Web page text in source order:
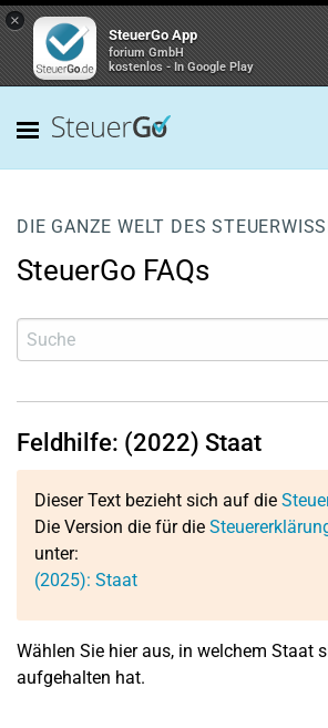
×
SteuerGo App
forium GmbH
kostenlos - In Google Play
DIE GANZE WELT DES
SteuerGo FAQs
Feldhilfe: (2022) Staat
Dieser Text bezieht sich auf die
Die Version die für die
unter:
(2025): Staat
Wählen Sie hier aus, in welchem Staat
aufgehalten hat.